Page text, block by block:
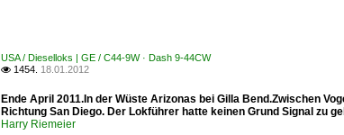
USA / Dieselloks | GE / C44-9W · Dash 9-44CW
 1454. 18.01.2012
Ende April 2011.In der Wüste Arizonas bei Gilla Bend.Zwischen
Richtung San Diego. Der Lokführer hatte keinen Grund Signal zu
Harry Riemeier